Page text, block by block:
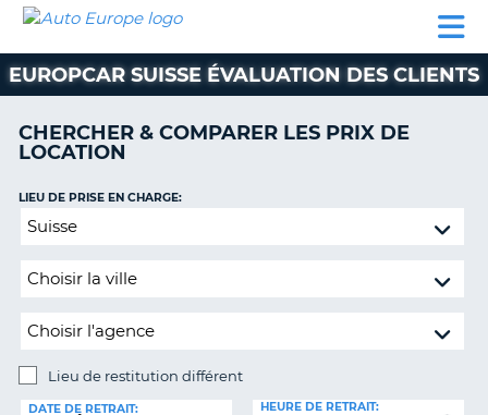
LOCATION
VOITURE
CAMPING-
CAR
CLIENT
AUTO
EUROPE
LOCATION
VOITURE
CAMPING-
CAR
PARTENAIRES
SUPPORT
CLIENT
COMPTE
MA
EUROPCAR SUISSE ÉVALUATION DES CLIENTS
CHERCHER & COMPARER LES PRIX DE
LOCATION
Lieu
restitution
LIEU DE PRISE EN CHARGE:
Lieu de restitution différent
DEDATE DE RETRAIT: HEURE DE RETRAIT: